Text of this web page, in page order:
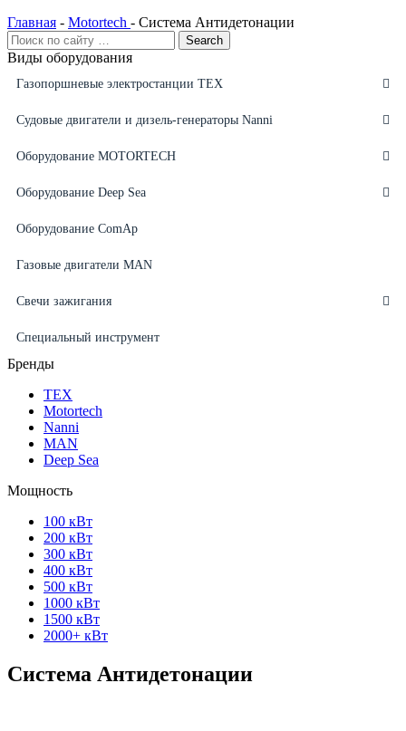
Главная - Motortech - Система Антидетонации
Виды оборудования
Газопоршневые электростанции ТЕХ
Судовые двигатели и дизель-генераторы Nanni
Оборудование MOTORTECH
Оборудование Deep Sea
Оборудование ComAp
Газовые двигатели MAN
Свечи зажигания
Специальный инструмент
Бренды
ТЕХ
Motortech
Nanni
MAN
Deep Sea
Мощность
100 кВт
200 кВт
300 кВт
400 кВт
500 кВт
1000 кВт
1500 кВт
2000+ кВт
Система Антидетонации